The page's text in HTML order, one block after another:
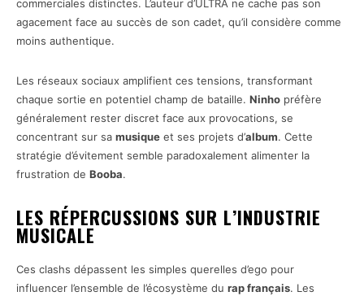
commerciales distinctes. L’auteur d’ULTRA ne cache pas son
agacement face au succès de son cadet, qu’il considère comme
moins authentique.
Les réseaux sociaux amplifient ces tensions, transformant
chaque sortie en potentiel champ de bataille. Ninho préfère
généralement rester discret face aux provocations, se
concentrant sur sa musique et ses projets d’album. Cette
stratégie d’évitement semble paradoxalement alimenter la
frustration de Booba.
LES RÉPERCUSSIONS SUR L’INDUSTRIE
MUSICALE
Ces clashs dépassent les simples querelles d’ego pour
influencer l’ensemble de l’écosystème du rap français. Les